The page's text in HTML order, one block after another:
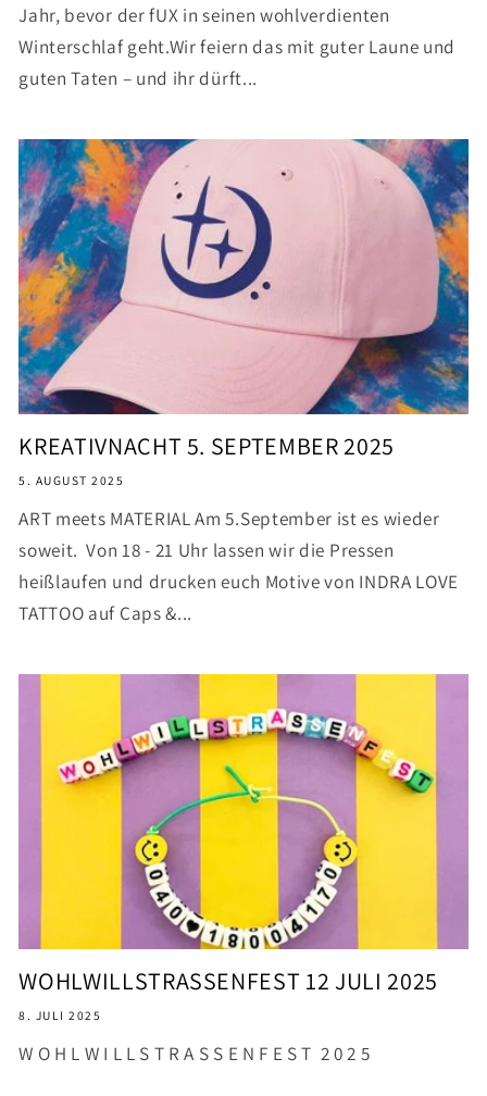
Jahr, bevor der fUX in seinen wohlverdienten
Winterschlaf geht.Wir feiern das mit guter Laune und
guten Taten – und ihr dürft...
KREATIVNACHT 5. SEPTEMBER 2025
5. AUGUST 2025
ART meets MATERIAL Am 5.September ist es wieder
soweit. Von 18 - 21 Uhr lassen wir die Pressen
heißlaufen und drucken euch Motive von INDRA LOVE
TATTOO auf Caps &...
WOHLWILLSTRASSENFEST 12 JULI 2025
8. JULI 2025
W O H L W I L L S T R A S S E N F E S T 2 0 2 5